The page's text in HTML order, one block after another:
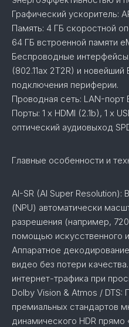
Графический ускоритель:
Память: 4 ГБ скоростной
64 ГБ встроенной памяти
Беспроводные
(802.11ax 2T2R) и
подключения периферии.
Проводная сеть: LAN-порт
Порты: 1 x HDMI (2.1b), 1 x
оптический аудиовыход
Главные особенности и
AI-SR (AI Super
(NPU) автоматически
разрешения (например,
помощью искусственного
Аппаратное
видео без потери
интернет-трафика при
Dolby Vision & Atmos /
премиальных стандартов
динамического HDR прямо